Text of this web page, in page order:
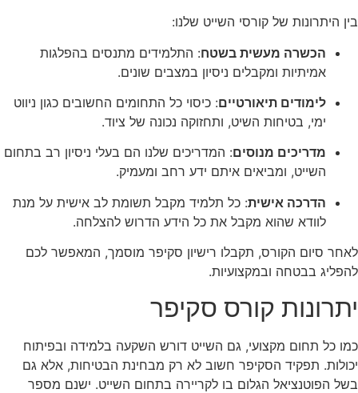
בין היתרונות של קורסי השייט שלנו:
הכשרה מעשית בשטח: התלמידים מתנסים בהפלגות
אמיתיות ומקבלים ניסיון במצבים שונים.
לימודים תיאורטיים: כיסוי כל התחומים החשובים כגון ניווט
ימי, בטיחות השיט, ותחזוקה נכונה של ציוד.
מדריכים מנוסים: המדריכים שלנו הם בעלי ניסיון רב בתחום
השייט, ומביאים איתם ידע רחב ומעמיק.
הדרכה אישית: כל תלמיד מקבל תשומת לב אישית על מנת
לוודא שהוא מקבל את כל הידע הדרוש להצלחה.
לאחר סיום הקורס, תקבלו רישיון סקיפר מוסמך, המאפשר לכם
להפליג בבטחה ובמקצועיות.
יתרונות קורס סקיפר
כמו כל תחום מקצועי, גם השייט דורש השקעה בלמידה ובפיתוח
יכולות. תפקיד הסקיפר חשוב לא רק מבחינת הבטיחות, אלא גם
בשל הפוטנציאל הגלום בו לקריירה בתחום השייט. ישנם מספר